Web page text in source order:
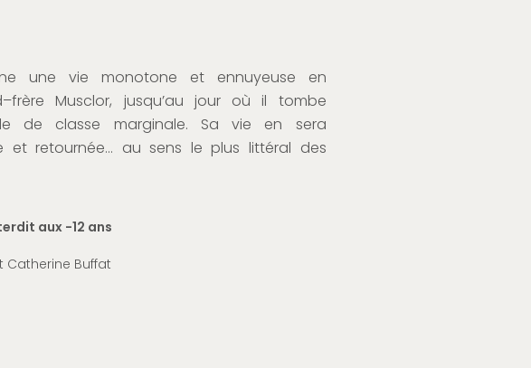
une vie monotone etennuyeuse en
–frèreMusclor, jusqu’au jour où il tombe
de classe marginale. Sa vie en sera
et retournée… au sens le plus littéral des
aux -12 ans
Catherine Buffat